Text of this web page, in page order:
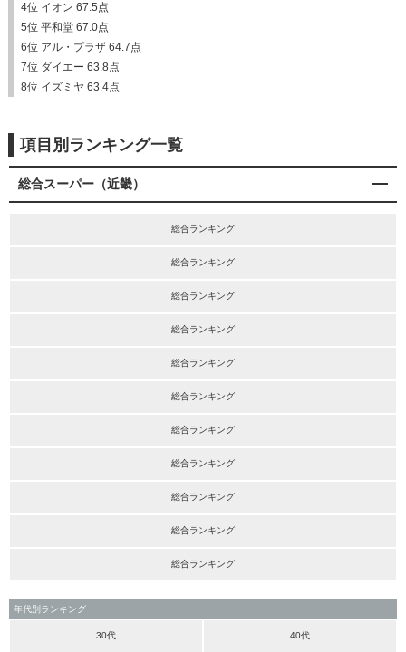
4位 イオン 67.5点
5位 平和堂 67.0点
6位 アル・プラザ 64.7点
7位 ダイエー 63.8点
8位 イズミヤ 63.4点
項目別ランキング一覧
総合スーパー（近畿）
総合ランキング
総合ランキング
総合ランキング
総合ランキング
総合ランキング
総合ランキング
総合ランキング
総合ランキング
総合ランキング
総合ランキング
総合ランキング
年代別ランキング
30代 40代